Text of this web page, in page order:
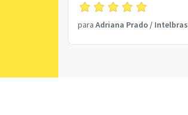
para Adriana Prado/ Intelbras